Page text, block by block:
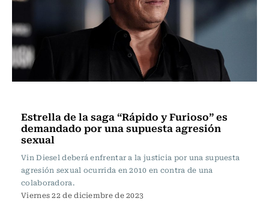
Estrella de la saga “Rápido y Furioso” es
demandado por una supuesta agresión
sexual
Vin Diesel deberá enfrentar a la justicia por una supuesta
agresión sexual ocurrida en 2010 en contra de una
colaboradora.
Viernes 22 de diciembre de 2023